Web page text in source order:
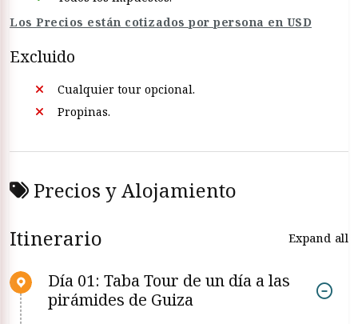
Los Precios están cotizados por persona en USD
Excluido
Cualquier tour opcional.
Propinas.
Precios y Alojamiento
Itinerario
Expand all
Día 01: Taba Tour de un día a las
pirámides de Guiza